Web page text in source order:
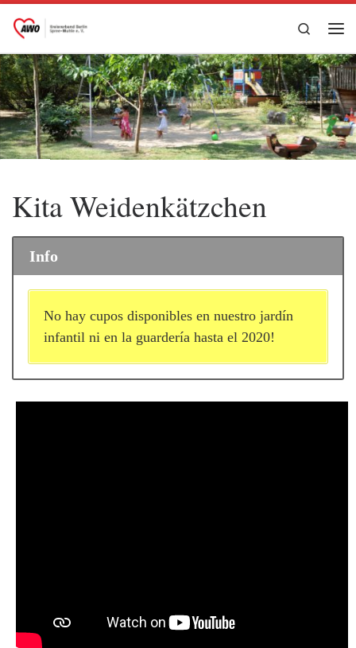
Zum Inhalt springen
Search
Kita Weidenkätzchen
Info
No hay cupos disponibles en nuestro jardín
infantil ni en la guardería hasta el 2020!